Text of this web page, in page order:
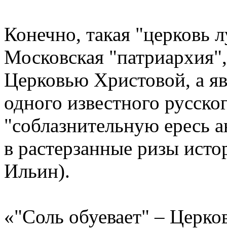
Конечно, такая
Московская
Церковью Христовой, а
одного известного
"соблазнительную ересь
в растерзанные ризы
Ильин).
«"Соль обуевает" –